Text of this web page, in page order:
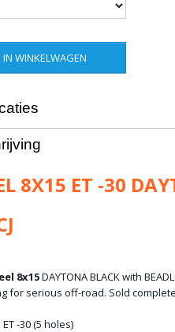
IN WINKELWAGEN
8X15 ET -30
8x15DAYTONA BLACK with
for serious off-road. Sold
ET -30 (5 holes)